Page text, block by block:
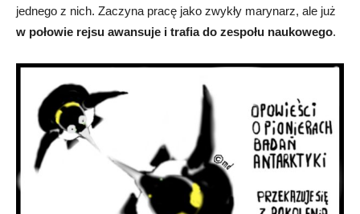
jednego z nich. Zaczyna pracę jako zwykły marynarz, ale już
w połowie rejsu awansuje i trafia do zespołu naukowego.